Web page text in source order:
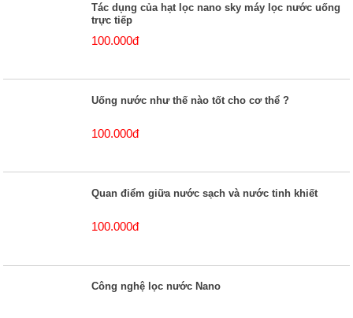
Tác dụng của hạt lọc nano sky máy lọc nước uống
trực tiếp
100.000đ
Uống nước như thế nào tốt cho cơ thể ?
100.000đ
Quan điểm giữa nước sạch và nước tinh khiết
100.000đ
Công nghệ lọc nước Nano